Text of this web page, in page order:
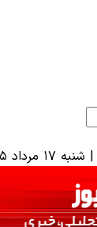
| شنبه ۱۷ مرداد ۱۴۰۵